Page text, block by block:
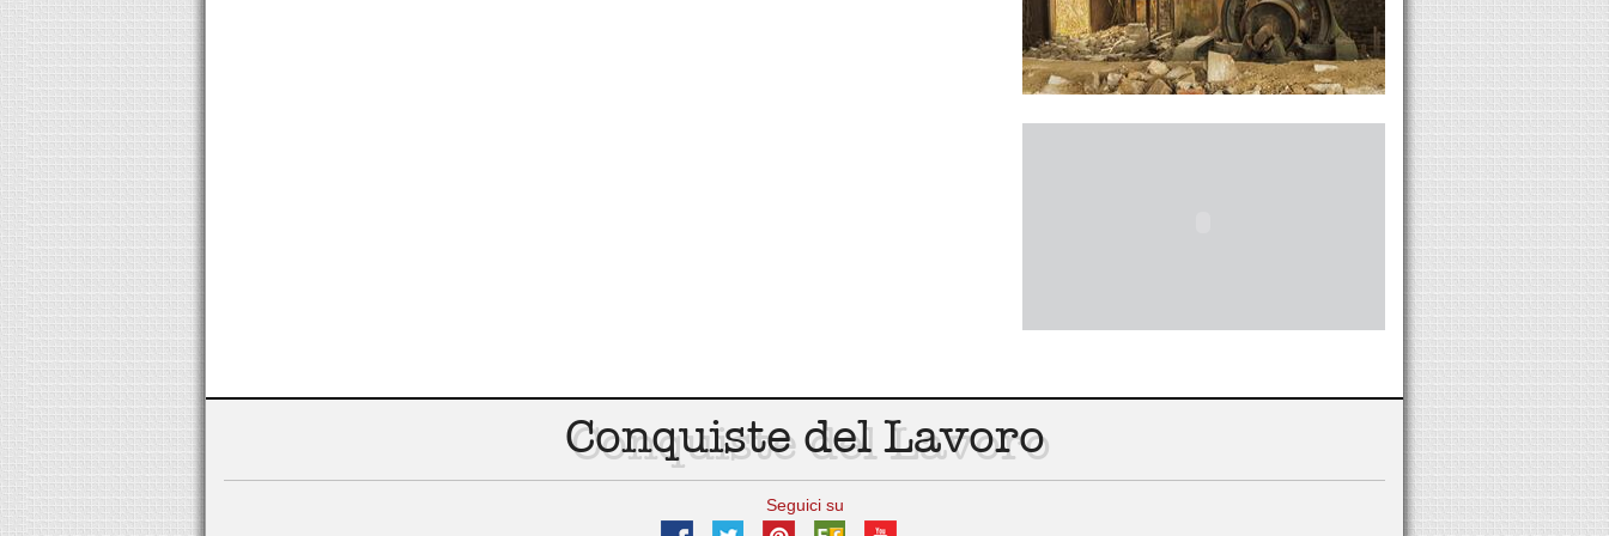
Conquiste del Lavoro
Seguici su